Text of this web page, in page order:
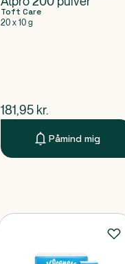
Toft Care
20 x 10 g
$nuværende pris
181,95 kr.
Påmind mig